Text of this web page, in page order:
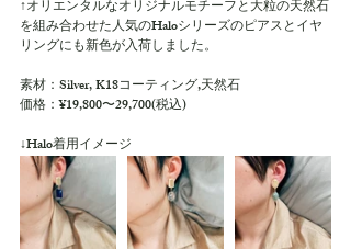
↑オリエンタルなオリジナルモチーフと大粒の天然石
を組み合わせた人気のHaloシリーズのピアスとイヤ
リングにも新色が入荷しました。
素材：Silver, K18コーティング,天然石
価格：¥19,800〜29,700(税込)
↓Halo着用イメージ